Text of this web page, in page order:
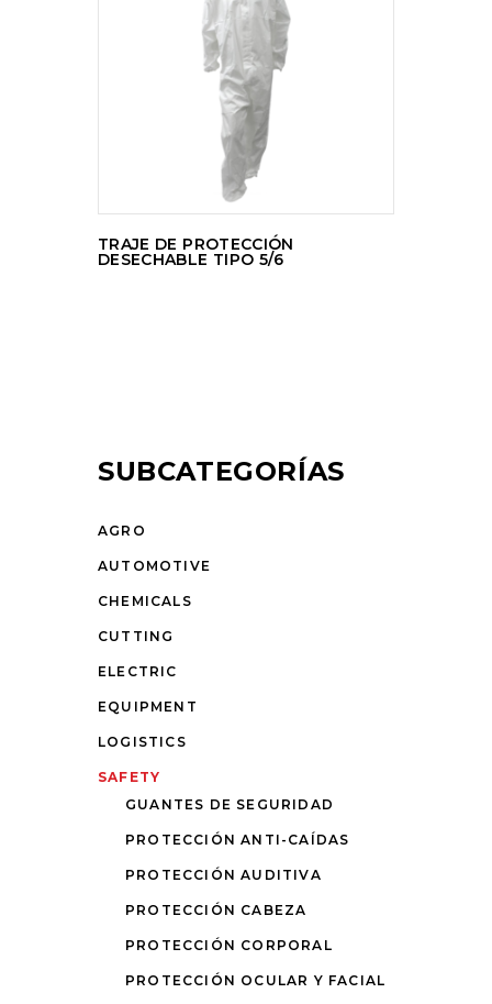
LEER MÁS
TRAJE DE PROTECCIÓN
DESECHABLE TIPO 5/6
SUBCATEGORÍAS
AGRO
AUTOMOTIVE
CHEMICALS
CUTTING
ELECTRIC
EQUIPMENT
LOGISTICS
SAFETY
GUANTES DE SEGURIDAD
PROTECCIÓN ANTI-CAÍDAS
PROTECCIÓN AUDITIVA
PROTECCIÓN CABEZA
PROTECCIÓN CORPORAL
PROTECCIÓN OCULAR Y FACIAL